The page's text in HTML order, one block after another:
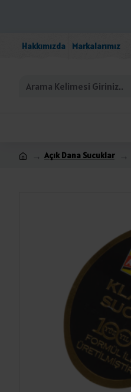
Hakkımızda Markalarımız
Açık Dana Sucuklar